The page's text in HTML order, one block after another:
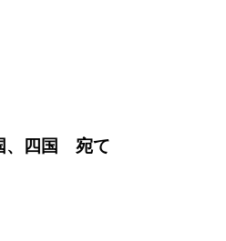
、四国 宛て